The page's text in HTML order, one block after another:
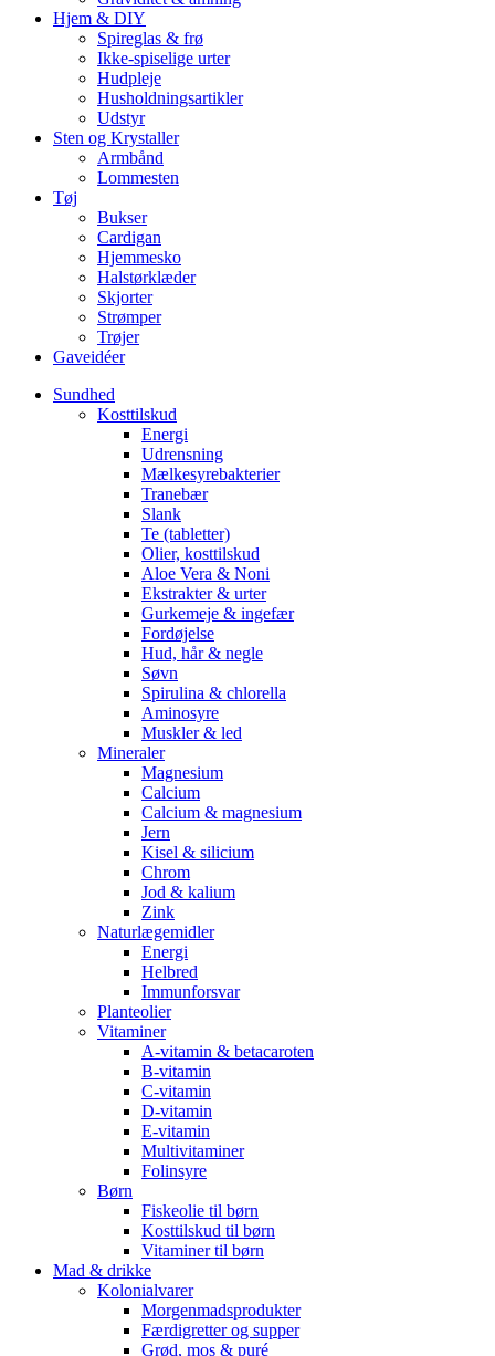
Hjem & DIY
Spireglas & frø
Ikke-spiselige urter
Hudpleje
Husholdningsartikler
Udstyr
Sten og Krystaller
Armbånd
Lommesten
Tøj
Bukser
Cardigan
Hjemmesko
Halstørklæder
Skjorter
Strømper
Trøjer
Gaveidéer
Sundhed
Kosttilskud
Energi
Udrensning
Mælkesyrebakterier
Tranebær
Slank
Te (tabletter)
Olier, kosttilskud
Aloe Vera & Noni
Ekstrakter & urter
Gurkemeje & ingefær
Fordøjelse
Hud, hår & negle
Søvn
Spirulina & chlorella
Aminosyre
Muskler & led
Mineraler
Magnesium
Calcium
Calcium & magnesium
Jern
Kisel & silicium
Chrom
Jod & kalium
Zink
Naturlægemidler
Energi
Helbred
Immunforsvar
Planteolier
Vitaminer
A-vitamin & betacaroten
B-vitamin
C-vitamin
D-vitamin
E-vitamin
Multivitaminer
Folinsyre
Børn
Fiskeolie til børn
Kosttilskud til børn
Vitaminer til børn
Mad & drikke
Kolonialvarer
Morgenmadsprodukter
Færdigretter og supper
Grød, mos & puré